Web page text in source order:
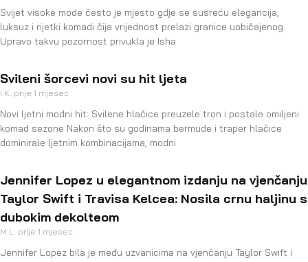
Svijet visoke mode često je mjesto gdje se susreću elegancija,
luksuz i rijetki komadi čija vrijednost prelazi granice uobičajenog.
Upravo takvu pozornost privukla je Isha
Svileni šorcevi novi su hit ljeta
I.K. prije 1 mjesec
Novi ljetni modni hit: Svilene hlačice preuzele tron i postale omiljeni
komad sezone Nakon što su godinama bermude i traper hlačice
dominirale ljetnim kombinacijama, modni
Jennifer Lopez u elegantnom izdanju na vjenčanju
Taylor Swift i Travisa Kelcea: Nosila crnu haljinu s
dubokim dekolteom
M.L. prije 1 mjesec
Jennifer Lopez bila je među uzvanicima na vjenčanju Taylor Swift i